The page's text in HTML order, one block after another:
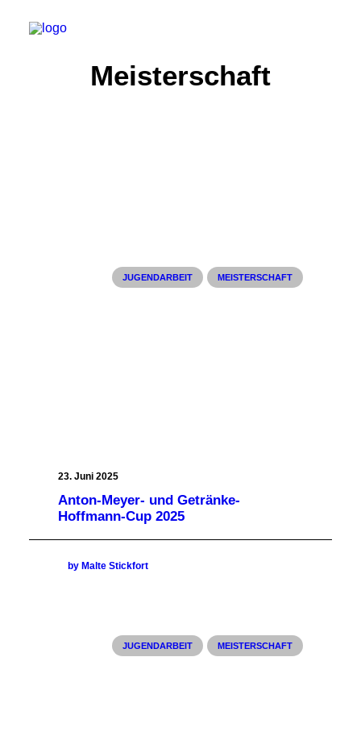
Meisterschaft
JUGENDARBEIT MEISTERSCHAFT
23. Juni 2025
Anton-Meyer- und Getränke-
Hoffmann-Cup 2025
by Malte Stickfort
JUGENDARBEIT MEISTERSCHAFT